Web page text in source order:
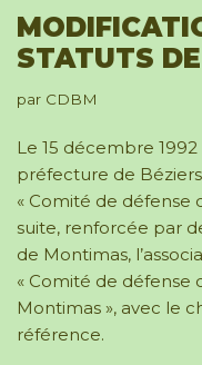
STATUTS
par CDBM
Le 15 décembre
préfecture de
« Comité de défense
suite, renforcée par
de Montimas,
« Comité de défense
Montimas », avec le
référence.